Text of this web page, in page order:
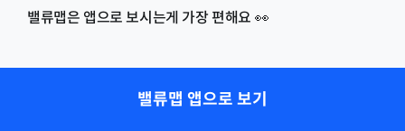
밸류맵은 앱으로 보시는게 가장 편해요 👀
밸류맵 앱으로 보기